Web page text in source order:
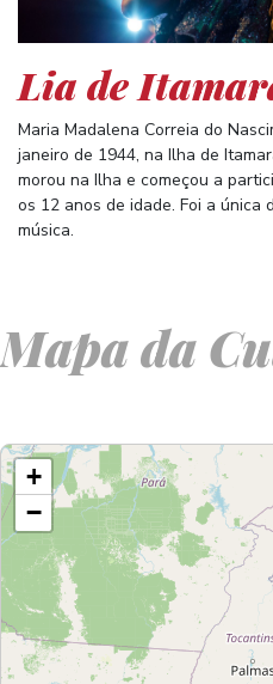
Lia de
Maria Madalena Correia do
janeiro de 1944, na Ilha de
morou na Ilha e começou a
os 12 anos de idade. Foi a única
música.
Mapa da
+
−